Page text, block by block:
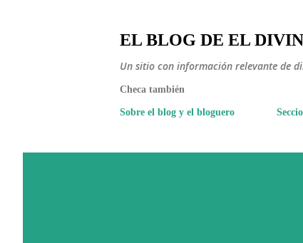
EL BLOG DE EL
Un sitio con información relevante de
Checa también
Sobre el blog y el bloguero